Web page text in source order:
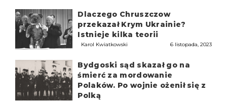
Dlaczego Chruszczow
przekazał Krym Ukrainie?
Istnieje kilka teorii
Karol Kwiatkowski 6 listopada, 2023
Bydgoski sąd skazał go na
śmierć za mordowanie
Polaków. Po wojnie ożenił się z
Polką